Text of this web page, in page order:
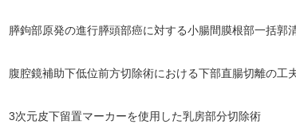
膵鉤部原発の進行膵頭部癌に対する小腸間膜根部一括郭
腹腔鏡補助下低位前方切除術における下部直腸切離の工
3次元皮下留置マーカーを使用した乳房部分切除術